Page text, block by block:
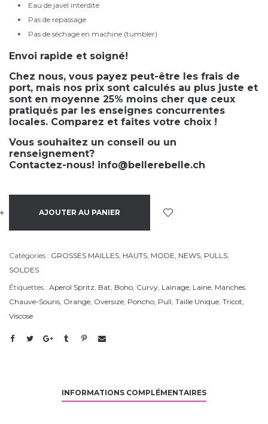
Eau de javel interdite
Pas de repassage
Pas de séchage en machine (tumbler)
Envoi rapide et soigné!
Chez nous, vous payez peut-être les frais de
port, mais nos prix sont calculés au plus juste et
sont en moyenne 25% moins cher que ceux
pratiqués par les enseignes concurrentes
locales. Comparez et faites votre choix !
Vous souhaitez un conseil ou un
renseignement?
Contactez-nous! info@bellerebelle.ch
+ AJOUTER AU PANIER
Catégories : GROSSES MAILLES, HAUTS, MODE, NEWS, PULLS,
SOLDES
Étiquettes : Aperol Spritz, Bat, Boho, Curvy, Lainage, Laine, Manches
Chauve-Souris, Orange, Oversize, Poncho, Pull, Taille Unique, Tricot,
Viscose
INFORMATIONS COMPLÉMENTAIRES